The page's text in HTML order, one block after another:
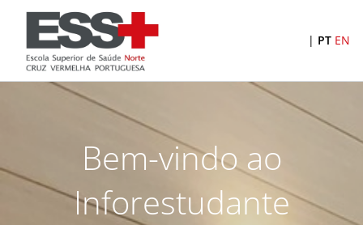
| PT EN
Bem-vindo ao
Inforestudante